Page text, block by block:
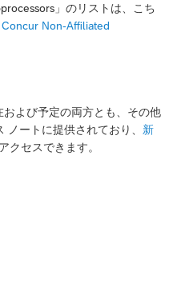
」のリストは、こち
Concur Non-Affiliated
よび予定の両方とも、その他
ートに提供されており、 新
クセスできます。